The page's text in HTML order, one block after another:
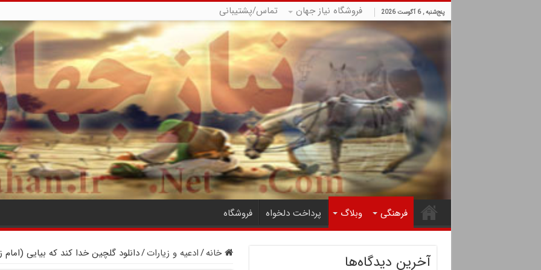
پنج‌شنبه , 6 آگوست 2026 فروشگاه نیاز جهان تماس/پشتیبانی
فرهنگی وبلاگ پرداخت دلخواه فروشگاه
خانه/ادعیه و زیارات/دانلود گلچین خدا کند که بیایی (امام آخرین دیدگاه‌ها